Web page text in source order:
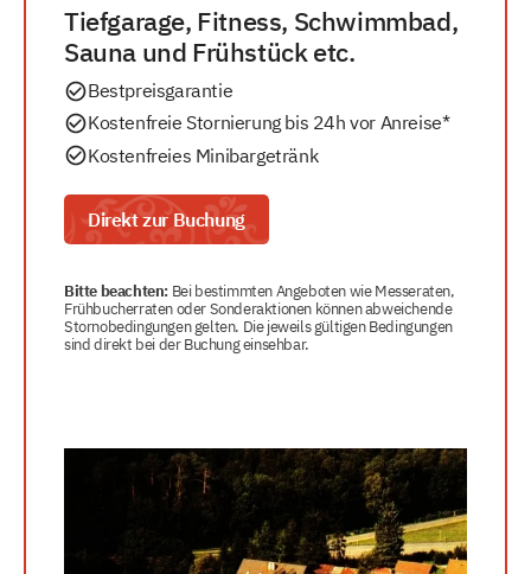
Tiefgarage, Fitness, Schwimmbad,
Sauna und Frühstück etc.
Bestpreisgarantie
Kostenfreie Stornierung bis 24h vor Anreise*
Kostenfreies Minibargetränk
Direkt zur Buchung
Bitte beachten: Bei bestimmten Angeboten wie Messeraten,
Frühbucherraten oder Sonderaktionen können abweichende
Stornobedingungen gelten. Die jeweils gültigen Bedingungen
sind direkt bei der Buchung einsehbar.